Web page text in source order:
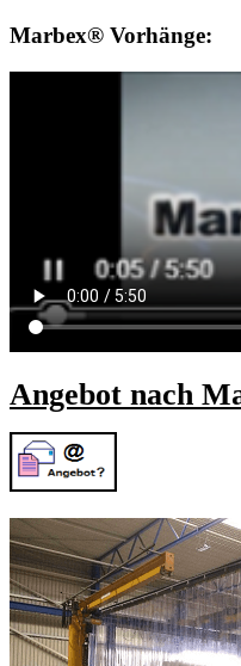
Marbex® Vorhänge:
Angebot nach